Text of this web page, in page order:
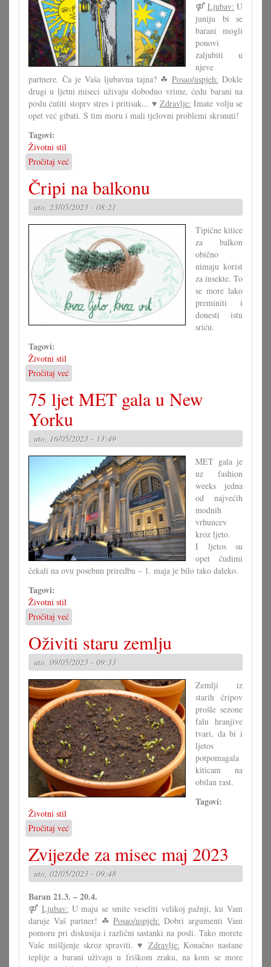
⚤ Ljubav: U
juniju bi se
barani mogli
ponovi
zaljubiti u
njeve
partnere. Ča je Vaša ljubavna tajna? ☘ Posao/uspjeh: Dokle
drugi u ljetni miseci uživaju slobodno vrime, ćedu barani na
poslu ćutiti stoprv stres i pritisak... ♥ Zdravlje: Imate volju se
opet već gibati. S tim moru i mali tjelovni problemi skrsnuti!
Tagovi:
Životni stil
Pročitaj već
Zvijezde
za
misec
juni
2023
Čripi na balkonu
uto, 23/05/2023 - 08:21
Tipične kitice
za balkon
obično
nimaju korist
za insekte. To
se more lako
preminiti i
donesti istu
sriću.
Tagovi:
Životni stil
Pročitaj već
Čripi
na
balkonu
75 ljet MET gala u New
Yorku
uto, 16/05/2023 - 13:49
MET gala je
uz fashion
weeks jedna
od najvećih
modnih
vrhuncev
kroz ljeto.
I ljetos su
opet čudimi
čekali na ovu posebnu priredbu – 1. maja je bilo tako daleko.
Tagovi:
Životni stil
Pročitaj već
75
ljet
MET
gala
u
New
Yorku
Oživiti staru zemlju
uto, 09/05/2023 - 09:33
Zemlji iz
starih čripov
prošle sezone
falu hranjive
tvari, da bi i
ljetos
potpomagala
kiticam na
obilan rast.
Tagovi:
Životni stil
Pročitaj već
Oživiti
staru
zemlju
Zvijezde za misec maj 2023
uto, 02/05/2023 - 09:48
Baran 21.3. – 20.4.
⚤ Ljubav: U maju se smite veseliti velikoj pažnji, ku Vam
daruje Vaš partner! ☘Posao/uspjeh: Dobri argumenti Vam
pomoru pri diskusija i različni sastanki na posli. Tako morete
Vaše mišljenje skroz spraviti. ♥ Zdravlje: Konačno nastane
teplije a barani uživaju u friškom zraku, na kom se more